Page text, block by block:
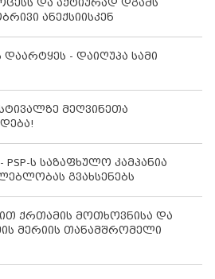
და აქტიურად დგამს
ანექსიისკენ
- დაიღუპა სამი
მეღვინეთა
ს საზაფხულო კამპანია
გვახსენებს
ქრთამის მოთხოვნისა და
მერიის თანამშრომელი